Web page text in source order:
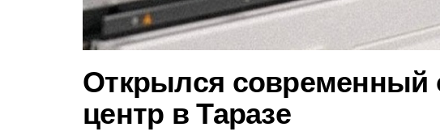
Открылся современный
центр в Таразе